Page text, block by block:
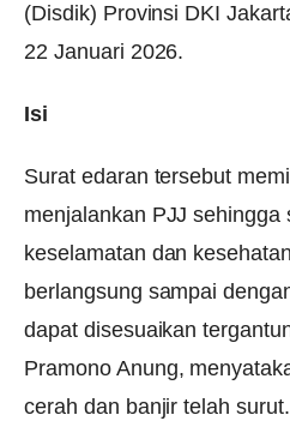
(Disdik) Provinsi DKI
22 Januari 2026.
Isi
Surat edaran tersebut
menjalankan PJJ
keselamatan dan
berlangsung sampai
dapat disesuaikan
Pramono Anung,
cerah dan banjir telah surut.